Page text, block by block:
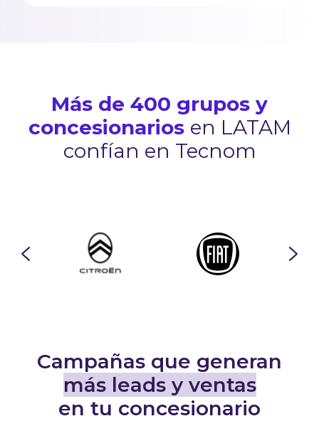
Más de 400 grupos y
concesionarios en LATAM
confían en Tecnom
Campañas que generan
más leads y ventas
en tu concesionario